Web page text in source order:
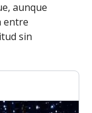
aunque
entre
sin